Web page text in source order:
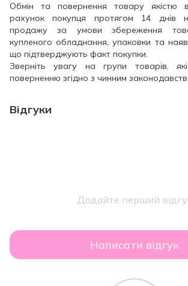
Обмін та повернення товару якістю
рахунок покупця протягом 14 днів
продажу за умови збереження
купленого обладнання, упаковки та
що підтверджують факт покупки.
Зверніть увагу на групи товарів,
поверненню згідно з чинним
Відгуки
Додайте перший
Написати відгук